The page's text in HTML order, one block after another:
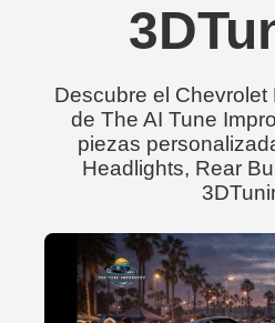
Descubre el Chevrolet
de The AI Tune
piezas
Headlights, Rear